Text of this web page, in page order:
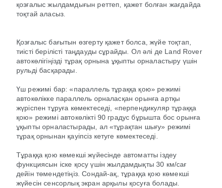
қозғалыс жылдамдығын реттеп, қажет болған жағдайда
тоқтай аласыз.
Қозғалыс бағытын өзгерту қажет болса, жүйе тоқтап,
тиісті берілісті таңдауды сұрайды. Ол әлі де Land Rover
автокөлігіңізді тұрақ орнына ұқыпты орналастыру үшін
рульді басқарады.
Үш режимі бар: «параллель тұраққа қою» режимі
автокөлікке параллель орналасқан орынға артқы
жүріспен тұруға көмектеседі, «перпендикуляр тұраққа
қою» режимі автокөлікті 90 градус бұрышта бос орынға
ұқыпты орналастырады, ал «тұрақтан шығу» режимі
тұрақ орнынан қауіпсіз кетуге көмектеседі.
Тұраққа қою көмекші жүйесінде автоматты іздеу
функциясын іске қосу үшін жылдамдықты 30 км/сағ
дейін төмендетіңіз. Сондай-ақ, тұраққа қою көмекші
жүйесін сенсорлық экран арқылы қосуға болады.